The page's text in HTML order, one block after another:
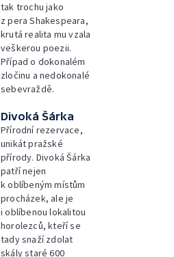
tak trochu jako
z pera Shakespeara,
krutá realita mu vzala
veškerou poezii.
Případ o dokonalém
zločinu a nedokonalé
sebevraždě.
Divoká Šárka
Přírodní rezervace,
unikát pražské
přírody. Divoká Šárka
patří nejen
k oblíbeným místům
procházek, ale je
i oblíbenou lokalitou
horolezců, kteří se
tady snaží zdolat
skály staré 600